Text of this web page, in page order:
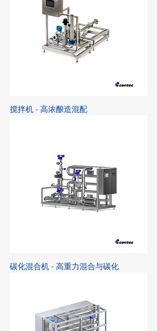
搅拌机 - 高浓酿造混配
碳化混合机 - 高重力混合与碳化